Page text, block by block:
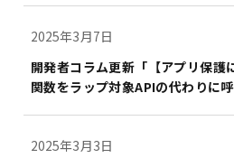
2025年3月7日
開発者コラム更新「【アプリ保護
関数をラップ対象APIの代わりに
2025年3月3日